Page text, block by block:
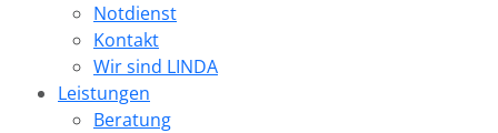
Notdienst
Kontakt
Wir sind LINDA
Leistungen
Beratung